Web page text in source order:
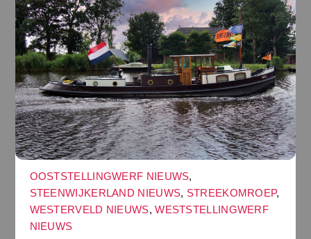
OOSTSTELLINGWERF NIEUWS,
STEENWIJKERLAND NIEUWS, STREEKOMROEP,
WESTERVELD NIEUWS,WESTSTELLINGWERF
NIEUWS